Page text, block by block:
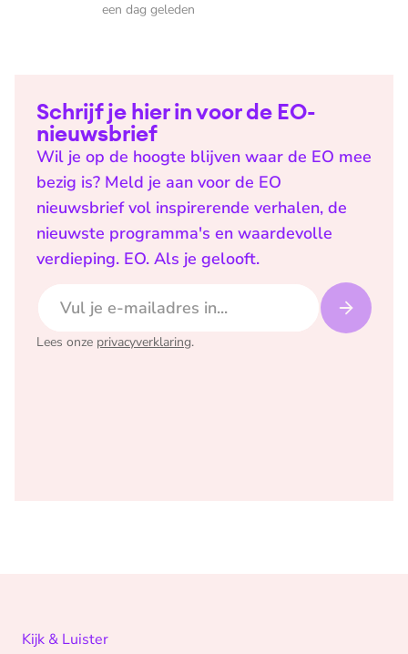
een dag geleden
Schrijf je hier in voor de EO-
nieuwsbrief
Wil je op de hoogte blijven waar de EO mee
bezig is? Meld je aan voor de EO
nieuwsbrief vol inspirerende verhalen, de
nieuwste programma's en waardevolle
verdieping. EO. Als je gelooft.
Lees onze privacyverklaring.
Kijk & Luister